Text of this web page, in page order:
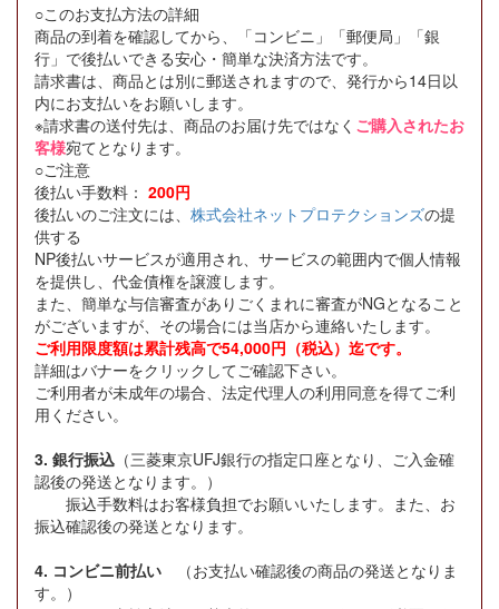
○このお支払方法の詳細
商品の到着を確認してから、「コンビニ」「郵便局」「銀
行」で後払いできる安心・簡単な決済方法です。
請求書は、商品とは別に郵送されますので、発行から14日以
内にお支払いをお願いします。
※請求書の送付先は、商品のお届け先ではなく ご購入されたお
客様宛てとなります。
○ご注意
後払い手数料： 200円
後払いのご注文には、 株式会社ネットプロテクションズの提
供する
NP後払いサービスが適用され、サービスの範囲内で個人情報
を提供し、代金債権を譲渡します。
また、簡単な与信審査がありごくまれに審査がNGとなること
がございますが、その場合には当店から連絡いたします。
ご利用限度額は累計残高で54,000円（税込）迄です。
詳細はバナーをクリックしてご確認下さい。
ご利用者が未成年の場合、法定代理人の利用同意を得てご利
用ください。
3. 銀行振込 （三菱東京UFJ銀行の指定口座となり、ご入金確
認後の発送となります。）
振込手数料はお客様負担でお願いいたします。また、お
振込確認後の発送となります。
4. コンビニ前払い （お支払い確認後の商品の発送となりま
す。）